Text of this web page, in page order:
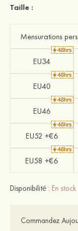
Taille :
Mensurations
EU34
EU40
EU46
EU52 +€6
EU58 +€6
Disponibilité : En stock
Commandez